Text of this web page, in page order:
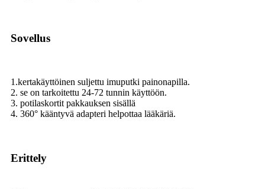
Sovellus
1.kertakäyttöinen suljettu imuputki painonapilla.
2. se on tarkoitettu 24-72 tunnin käyttöön.
3. potilaskortit pakkauksen sisällä
4. 360° kääntyvä adapteri helpottaa lääkäriä.
Erittely